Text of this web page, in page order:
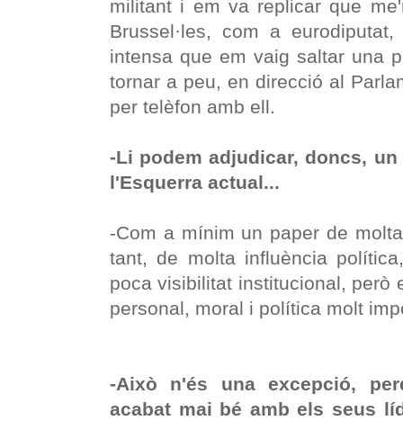
militant i em va replicar que
Brussel·les, com a
intensa que em vaig saltar una
tornar a peu, en direcció al
per telèfon amb ell.
-Li podem adjudicar, doncs,
l'Esquerra actual...
-Com a mínim un paper de
tant, de molta influència
poca visibilitat institucional, però
personal, moral i política molt
-Això n'és una excepció,
acabat mai bé amb els seus